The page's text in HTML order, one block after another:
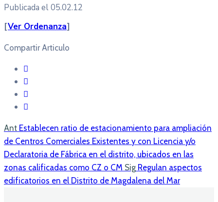
Publicada el 05.02.12
[Ver Ordenanza]
Compartir Articulo
Ant Establecen ratio de estacionamiento para ampliación
de Centros Comerciales Existentes y con Licencia y/o
Declaratoria de Fábrica en el distrito, ubicados en las
zonas calificadas como CZ o CM Sig Regulan aspectos
edificatorios en el Distrito de Magdalena del Mar